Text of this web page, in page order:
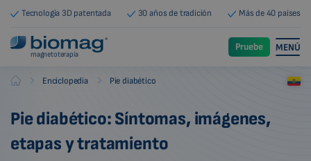
Tecnología 3D patentada 30 años de tradición Más de 40 países
magnetoterapia
Pruebe MENÚ
Biomag Enciclopedia Pie diabético
Pie diabético: Síntomas, imágenes,
etapas y tratamiento